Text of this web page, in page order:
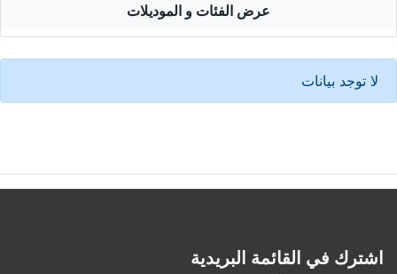
عرض الفئات و الموديلات
لا توجد بيانات
اشترك في القائمة البريدية